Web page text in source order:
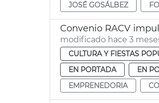
JOSÉ GOSÁLBEZ
Convenio RACV
modificado hace 3
CULTURA Y FIESTAS
EN PORTADA
EN
EMPRENEDORIA